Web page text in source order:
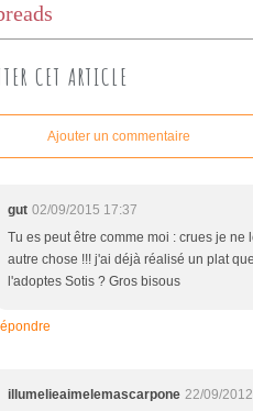
CET ARTICLE
Ajouter un commentaire
gut 02/09/2015 17:37
Tu es peut être comme moi : crues je
autre chose !!! j'ai déjà réalisé un plat
l'adoptes Sotis ? Gros bisous
illumelieaimelemascarpone 22/09/